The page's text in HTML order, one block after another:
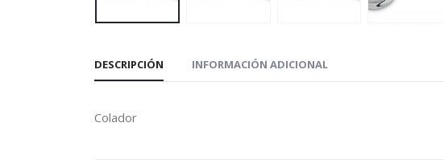
DESCRIPCIÓN INFORMACIÓN ADICIONAL
Colador